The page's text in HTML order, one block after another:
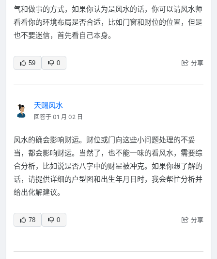
气和做事的方式，如果你认为是风水的话，你可以请风水师
看看你的环境布局是否合适，比如门窗和财位的位置，但是
也不要迷信，首先看自己本身。
59 0 分享
天赐风水
回答于 01 月 02 日
风水的确会影响财运。财位或门向这些小问题处理的不妥
当，都会影响财运。当然了，也不能一味的看风水，需要综
合分析，比如说是否八字中的财星被冲克。如果你想了解的
话，请提供详细的户型图和出生年月日时，我会帮忙分析并
给出化解建议。
78 0 分享